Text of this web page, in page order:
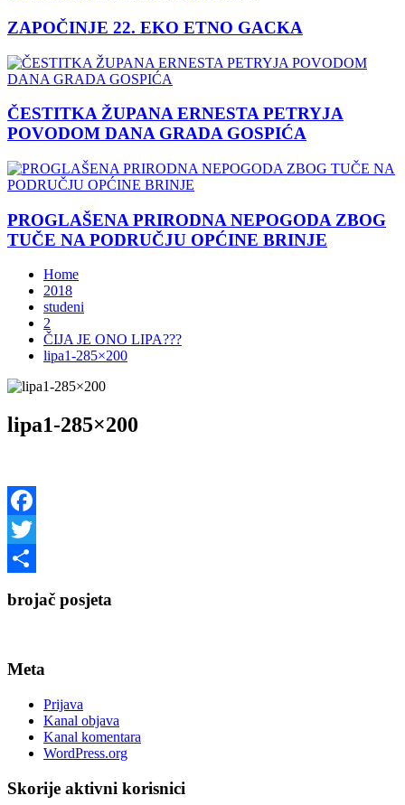
ZAPOČINJE 22. EKO ETNO GACKA
ČESTITKA ŽUPANA ERNESTA PETRYJA
POVODOM DANA GRADA GOSPIĆA
PROGLAŠENA PRIRODNA NEPOGODA ZBOG
TUČE NA PODRUČJU OPĆINE BRINJE
Home
2018
studeni
2
ČIJA JE ONO LIPA???
lipa1-285×200
lipa1-285×200
Facebook
Twitter
brojač posjeta
Meta
Prijava
Kanal objava
Kanal komentara
WordPress.org
Skorije aktivni korisnici